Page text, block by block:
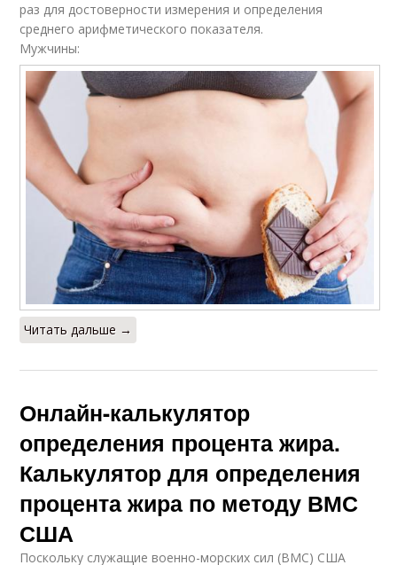
раз для достоверности измерения и определения
среднего арифметического показателя.
Мужчины:
Читать дальше →
Онлайн-калькулятор
определения процента жира.
Калькулятор для определения
процента жира по методу ВМС
США
Поскольку служащие военно-морских сил (ВМС) США